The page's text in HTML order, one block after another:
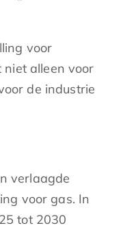
voor
alleen voor
de industrie
verlaagde
voor gas. In
tot 2030